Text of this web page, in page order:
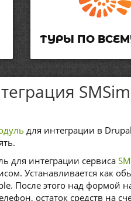
ТУРЫ ПО
для интеграции в
для интеграции сервиса
Устанавливается как
После этого над формой
остаток средств на